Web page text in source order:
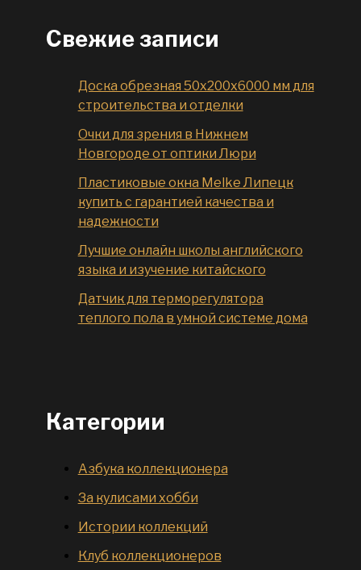
Свежие записи
Доска обрезная 50x200x6000 мм для
строительства и отделки
Очки для зрения в Нижнем
Новгороде от оптики Люри
Пластиковые окна Melke Липецк
купить с гарантией качества и
надежности
Лучшие онлайн школы английского
языка и изучение китайского
Датчик для терморегулятора
теплого пола в умной системе дома
Категории
Азбука коллекционера
За кулисами хобби
Истории коллекций
Клуб коллекционеров